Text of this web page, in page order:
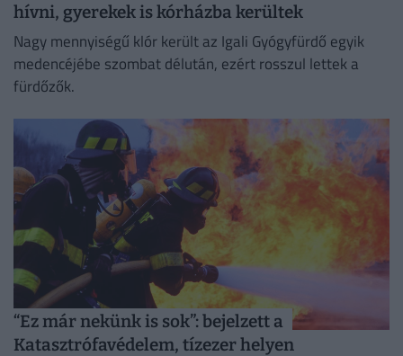
hívni, gyerekek is kórházba kerültek
Nagy mennyiségű klór került az Igali Gyógyfürdő egyik
medencéjébe szombat délután, ezért rosszul lettek a
fürdőzők.
“Ez már nekünk is sok”: bejelzett a
Katasztrófavédelem, tízezer helyen